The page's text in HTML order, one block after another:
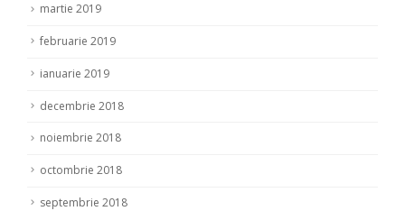
martie 2019
februarie 2019
ianuarie 2019
decembrie 2018
noiembrie 2018
octombrie 2018
septembrie 2018